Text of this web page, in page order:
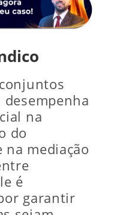
na
do
mediação
é
garantir